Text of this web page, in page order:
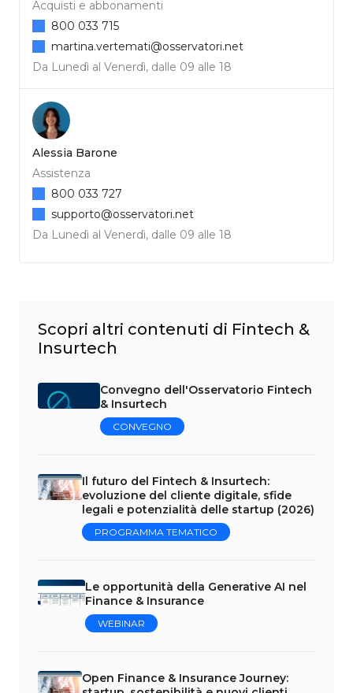
Acquisti e abbonamenti
Da Lunedì al Venerdì, dalle 09 alle 18
800 033 715
martina.vertemati@osservatori.net
Alessia Barone
Assistenza
Da Lunedì al Venerdì, dalle 09 alle 18
800 033 727
supporto@osservatori.net
Scopri altri contenuti di Fintech &
Insurtech
Convegno dell'Osservatorio Fintech
& Insurtech
CONVEGNO
Il futuro del Fintech & Insurtech:
evoluzione del cliente digitale, sfide
legali e potenzialità delle startup (2026)
PROGRAMMA TEMATICO
Le opportunità della Generative AI nel
Finance & Insurance
WEBINAR
Open Finance & Insurance Journey: